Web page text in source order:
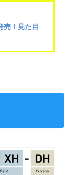
売！見た目